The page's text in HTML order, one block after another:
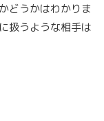
どうかはわかりま
扱うような相手は